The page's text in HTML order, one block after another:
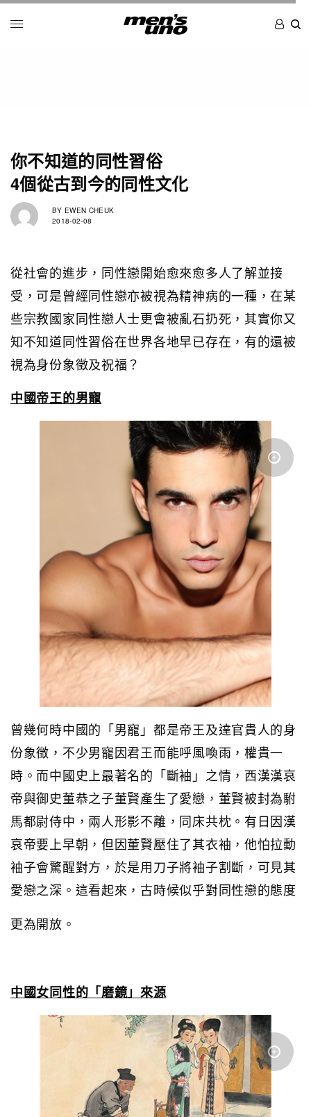
你不知道的同性習俗
4個從古到今的同性文化
BY EWEN CHEUK
2018-02-08
從社會的進步，同性戀開始愈來愈多人了解並接
受，可是曾經同性戀亦被視為精神病的一種，在某
些宗教國家同性戀人士更會被亂石扔死，其實你又
知不知道同性習俗在世界各地早已存在，有的還被
視為身份象徵及祝福？
中國帝王的男寵
曾幾何時中國的「男寵」都是帝王及達官貴人的身
份象徵，不少男寵因君王而能呼風喚雨，權貴一
時。而中國史上最著名的「斷袖」之情，西漢漢哀
帝與御史董恭之子董賢產生了愛戀，董賢被封為駙
馬都尉侍中，兩人形影不離，同床共枕。有日因漢
哀帝要上早朝，但因董賢壓住了其衣袖，他怕拉動
袖子會驚醒對方，於是用刀子將袖子割斷，可見其
愛戀之深。這看起來，古時候似乎對同性戀的態度
更為開放。
中國女同性的「磨鏡」來源